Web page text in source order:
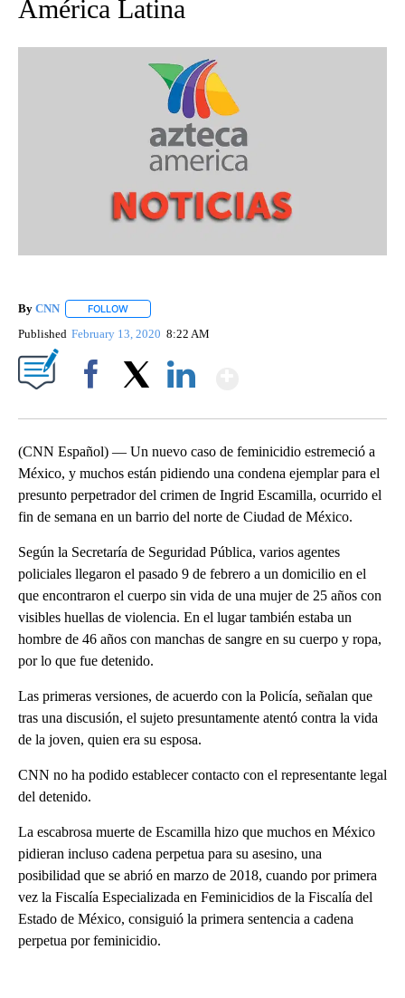
América Latina
By CNN FOLLOW
Published February 13, 2020 8:22 AM
(CNN Español) — Un nuevo caso de feminicidio estremeció a
México, y muchos están pidiendo una condena ejemplar para el
presunto perpetrador del crimen de Ingrid Escamilla, ocurrido el
fin de semana en un barrio del norte de Ciudad de México.
Según la Secretaría de Seguridad Pública, varios agentes
policiales llegaron el pasado 9 de febrero a un domicilio en el
que encontraron el cuerpo sin vida de una mujer de 25 años con
visibles huellas de violencia. En el lugar también estaba un
hombre de 46 años con manchas de sangre en su cuerpo y ropa,
por lo que fue detenido.
Las primeras versiones, de acuerdo con la Policía, señalan que
tras una discusión, el sujeto presuntamente atentó contra la vida
de la joven, quien era su esposa.
CNN no ha podido establecer contacto con el representante legal
del detenido.
La escabrosa muerte de Escamilla hizo que muchos en México
pidieran incluso cadena perpetua para su asesino, una
posibilidad que se abrió en marzo de 2018, cuando por primera
vez la Fiscalía Especializada en Feminicidios de la Fiscalía del
Estado de México, consiguió la primera sentencia a cadena
perpetua por feminicidio.